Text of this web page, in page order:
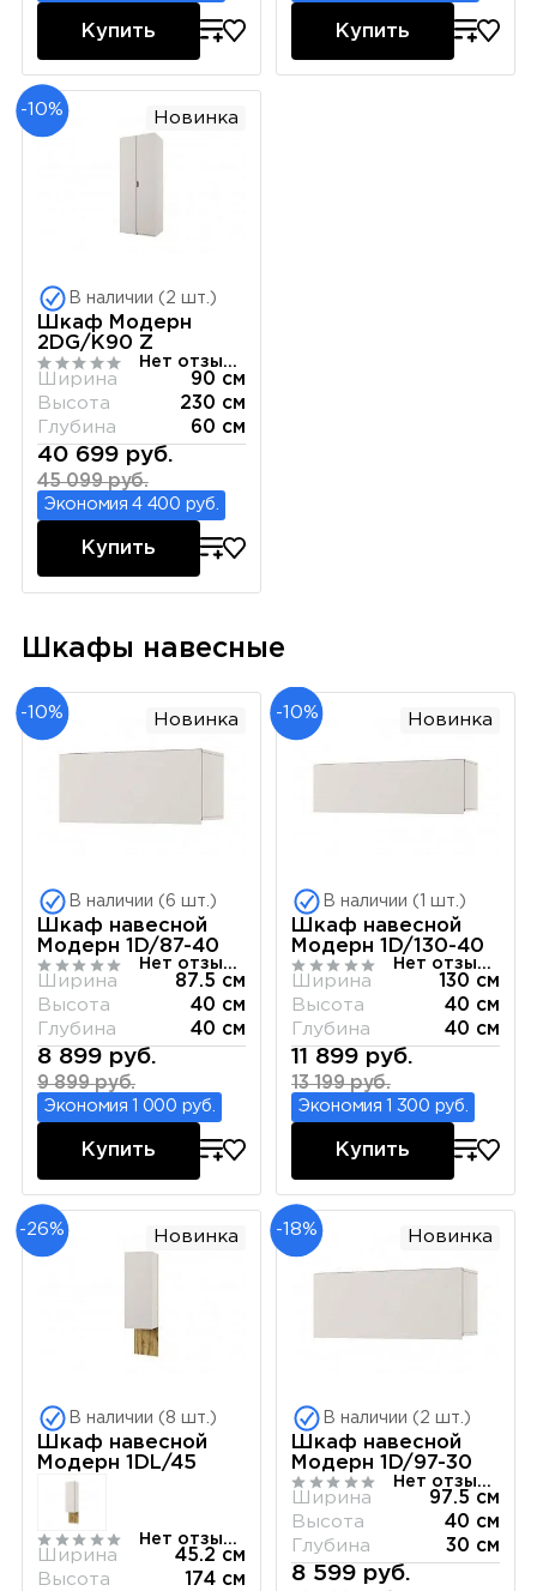
Купить Купить
-10% Новинка
В наличии (2 шт.)
Шкаф Модерн
2DG/K90 Z
Нет отзывов
Ширина
90 см
Высота
230 см
Глубина
60 см
40 699 руб.
45 099 руб.
Экономия 4 400 руб.
Купить
Шкафы навесные
-10% Новинка
В наличии (6 шт.)
Шкаф навесной
Модерн 1D/87-40
Нет отзывов
Ширина
87.5 см
Высота
40 см
Глубина
40 см
8 899 руб.
9 899 руб.
Экономия 1 000 руб.
Купить
-10% Новинка
В наличии (1 шт.)
Шкаф навесной
Модерн 1D/130-40
Нет отзывов
Ширина
130 см
Высота
40 см
Глубина
40 см
11 899 руб.
13 199 руб.
Экономия 1 300 руб.
Купить
-26% Новинка
В наличии (8 шт.)
Шкаф навесной
Модерн 1DL/45
Нет отзывов
Ширина
45.2 см
Высота
174 см
-18% Новинка
В наличии (2 шт.)
Шкаф навесной
Модерн 1D/97-30
Нет отзывов
Ширина
97.5 см
Высота
40 см
Глубина
30 см
8 599 руб.